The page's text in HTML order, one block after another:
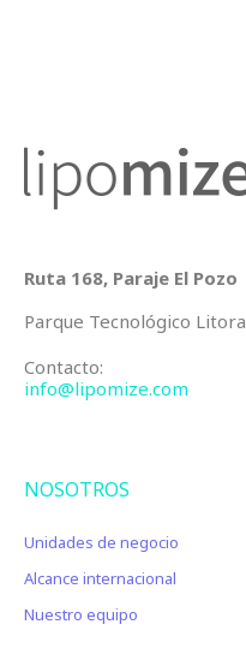
Ruta 168, Paraje El Pozo
Parque Tecnológico
Contacto:
info@lipomize.com
NOSOTROS
Unidades de negocio
Alcance internacional
Nuestro equipo